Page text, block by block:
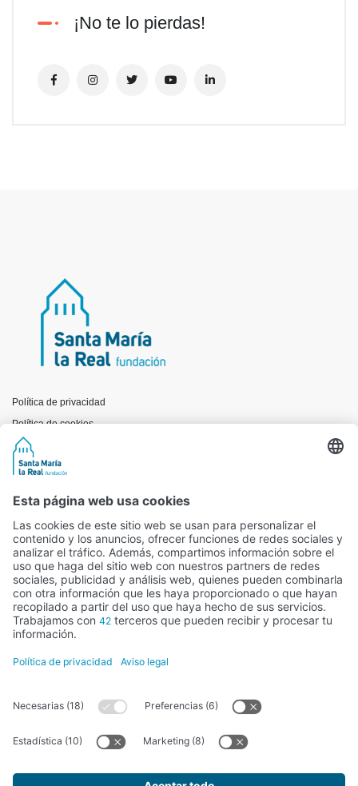
¡No te lo pierdas!
Política de privacidad
Política de cookies
Aviso legal
independiente y sin ánimo de lucro, cuya misión fundamental es
mejorar la sociedad , mediante la puesta en marcha de proyectos
e iniciativas basados en tres ejes:personas, patrimonio y
paisaje.Actualmente, la actividad de la Fundación se estructura en
cuatro grandes áreas de trabajo: Empleo e Inclusión Social, Tercera
Actividad, Cultura y Patrimonio y Paisaje y Sostenibilidad.
Ponte en contacto
comunicacion@santamarialareal.org